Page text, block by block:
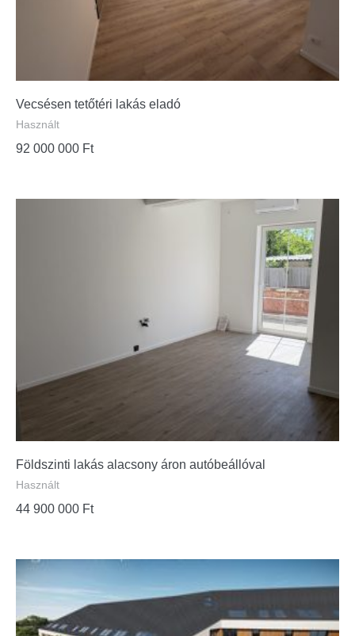
Vecsésen tetőtéri lakás eladó
Használt
92 000 000 Ft
Földszinti lakás alacsony áron autóbeállóval
Használt
44 900 000 Ft